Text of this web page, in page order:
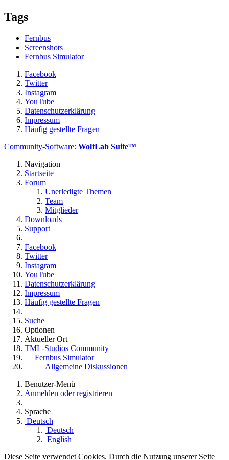
Tags
Fernbus
Screenshots
Fernbus Simulator
Facebook
Twitter
Instagram
YouTube
Datenschutzerklärung
Impressum
Häufig gestellte Fragen
Community-Software: WoltLab Suite™
Navigation
Startseite
Forum
Unerledigte Themen
Team
Mitglieder
Downloads
Support
Facebook
Twitter
Instagram
YouTube
Datenschutzerklärung
Impressum
Häufig gestellte Fragen
Suche
Optionen
Aktueller Ort
TML-Studios Community
Fernbus Simulator
Allgemeine Diskussionen
Benutzer-Menü
Anmelden oder registrieren
Sprache
Deutsch
Deutsch
English
Diese Seite verwendet Cookies. Durch die Nutzung unserer Seite